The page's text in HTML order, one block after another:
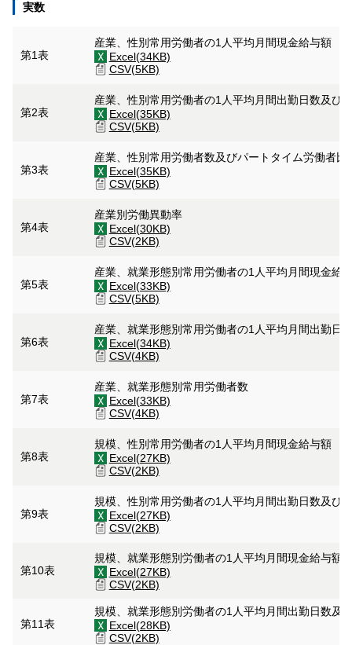
実数
第1表
産業、性別常用労働者の1人平均月間現金給与額
Excel(34KB)
CSV(5KB)
第2表
産業、性別常用労働者の1人平均月間出勤日数及び
Excel(35KB)
CSV(5KB)
第3表
産業、性別常用労働者数及びパートタイム労働者
Excel(35KB)
CSV(5KB)
第4表
産業別労働異動率
Excel(30KB)
CSV(2KB)
第5表
産業、就業形態別常用労働者の1人平均月間現金給
Excel(33KB)
CSV(5KB)
第6表
産業、就業形態別常用労働者の1人平均月間出勤日
Excel(34KB)
CSV(4KB)
第7表
産業、就業形態別常用労働者数
Excel(33KB)
CSV(4KB)
第8表
規模、性別常用労働者の1人平均月間現金給与額
Excel(27KB)
CSV(2KB)
第9表
規模、性別常用労働者の1人平均月間出勤日数及び
Excel(27KB)
CSV(2KB)
第10表
規模、就業形態別労働者の1人平均月間現金給与額
Excel(27KB)
CSV(2KB)
第11表
規模、就業形態別労働者の1人平均月間出勤日数及
Excel(28KB)
CSV(2KB)